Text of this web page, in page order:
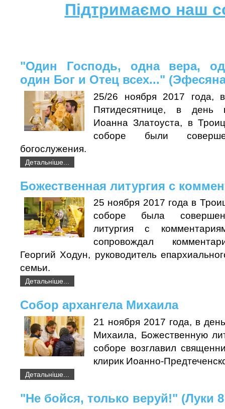
Підтримаємо наш
"Один Господь, одна вера,
один Бог и Отец всех..."
25/26 ноября 2017 года,
Пятидесятнице, в день
Иоанна Златоуста, в
соборе были
богослужения.
Детальніше...
Божественная литургия с
25 ноября 2017 года в
соборе была
литургия с
сопровождал
Георгий Ходун, руководитель
семьи.
Детальніше...
Собор архангела Михаила
21 ноября 2017 года, в
Михаила, Божественную
соборе возглавил
клирик Иоанно-
Детальніше...
"Не бойся, только веруй!" (Луки